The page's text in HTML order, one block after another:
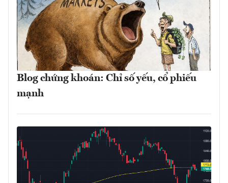
Blog chứng khoán: Chỉ số yếu, cổ phiếu
mạnh